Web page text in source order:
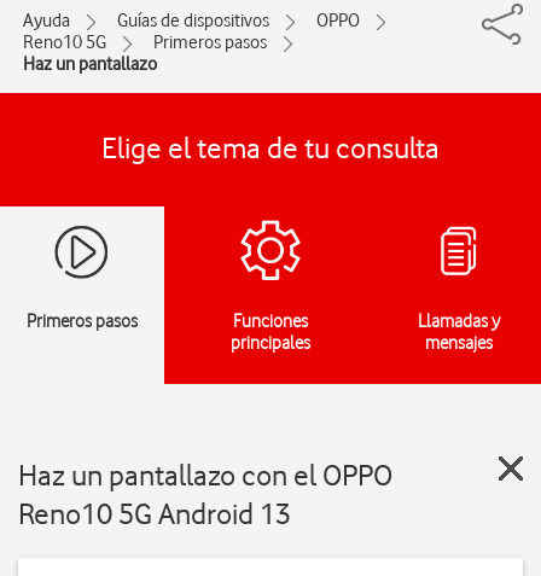
Ayuda Guías de dispositivos
OPPO
Reno10 5G
Primeros pasos
Haz un pantallazo
Elige el tema de tu consulta
Primeros pasos
Funciones
principales
Llamadas y
mensajes
Haz un pantallazo con el OPPO
Reno10 5G Android 13